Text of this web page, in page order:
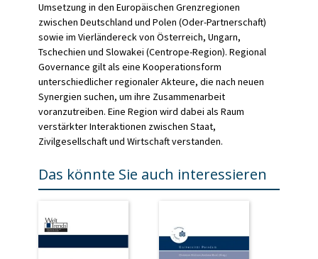
Umsetzung in den Europäischen Grenzregionen
zwischen Deutschland und Polen (Oder-Partnerschaft)
sowie im Vierländereck von Österreich, Ungarn,
Tschechien und Slowakei (Centrope-Region). Regional
Governance gilt als eine Kooperationsform
unterschiedlicher regionaler Akteure, die nach neuen
Synergien suchen, um ihre Zusammenarbeit
voranzutreiben. Eine Region wird dabei als Raum
verstärkter Interaktionen zwischen Staat,
Zivilgesellschaft und Wirtschaft verstanden.
Das könnte Sie auch interessieren